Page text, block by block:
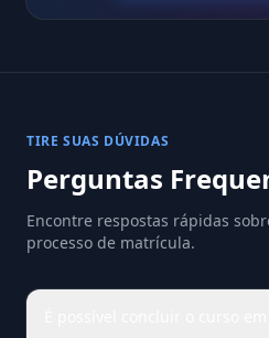
TIRE SUAS DÚVIDAS
Perguntas
Encontre respostas rápidas
processo de matrícula.